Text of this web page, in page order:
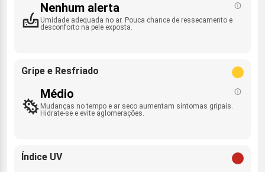
Nenhum alerta
Umidade adequada no ar. Pouca chance de ressecamento e
desconforto na pele exposta.
Gripe e Resfriado
Médio
Mudanças no tempo e ar seco aumentam sintomas gripais.
Hidrate-se e evite aglomerações.
Índice UV